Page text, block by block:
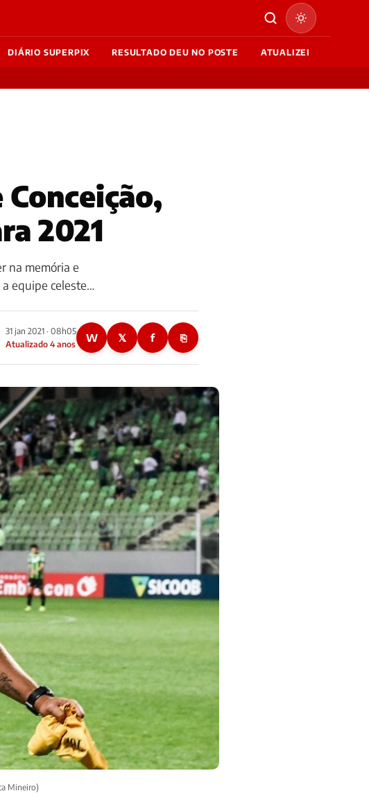
DIÁRIO SUPERPIX RESULTADO DEU NO POSTE ATUALIZEI
2021
na memória e
equipe celeste…
31 jan 2021 · 08h05
Atualizado 4 anos
W 𝕏 f ⎘
Mineiro)